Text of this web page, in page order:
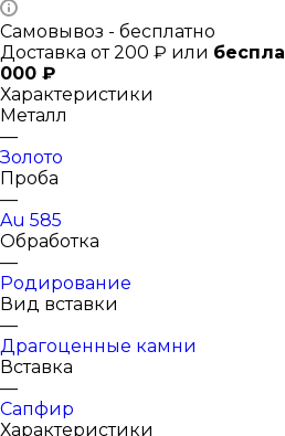
Самовывоз - бесплатно
Доставка от 200 ₽ или
000 ₽
Характеристики
Металл
—
Золото
Проба
—
Au 585
Обработка
—
Родирование
Вид вставки
—
Драгоценные камни
Вставка
—
Сапфир
Характеристики